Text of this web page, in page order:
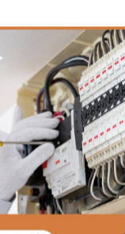
鹿児島県薩摩郡さ
ルで理解するため
ら分かる仕事のや
の実体験と志望動